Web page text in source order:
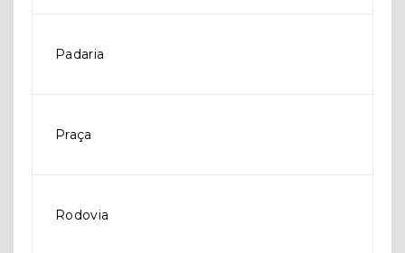
Padaria
Praça
Rodovia